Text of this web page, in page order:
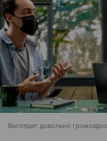
Выглядит довольно громоздко